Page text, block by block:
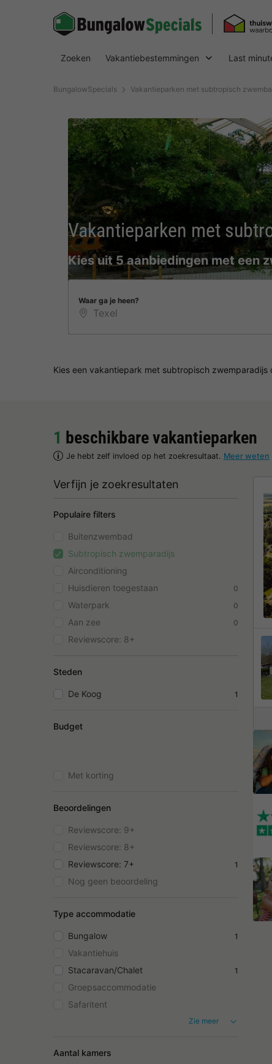
Zoeken Vakantiebestemmingen Last
BungalowSpecials Vakantieparken met subtropisch
Vakantieparken met
Kies uit 5 aanbiedingen met een
Waar ga je heen?
Kies een vakantiepark met subtropisch
1 beschikbare vakantieparken
Je hebt zelf invloed op het zoekresultaat. Meer weten
Verfijn je zoekresultaten
Populaire filters
Buitenzwembad
Subtropisch zwemparadijs
Airconditioning
Huisdieren toegestaan
0
Waterpark 0
Aan zee 0
Reviewscore: 8+
Steden
De Koog 1
Budget
Met korting
Beoordelingen
Reviewscore: 9+
Reviewscore: 8+
Reviewscore: 7+
1
Nog geen beoordeling
Type accommodatie
Bungalow 1
Vakantiehuis
Stacaravan/Chalet
1
Groepsaccommodatie
Safaritent
Zie meer
Aantal kamers